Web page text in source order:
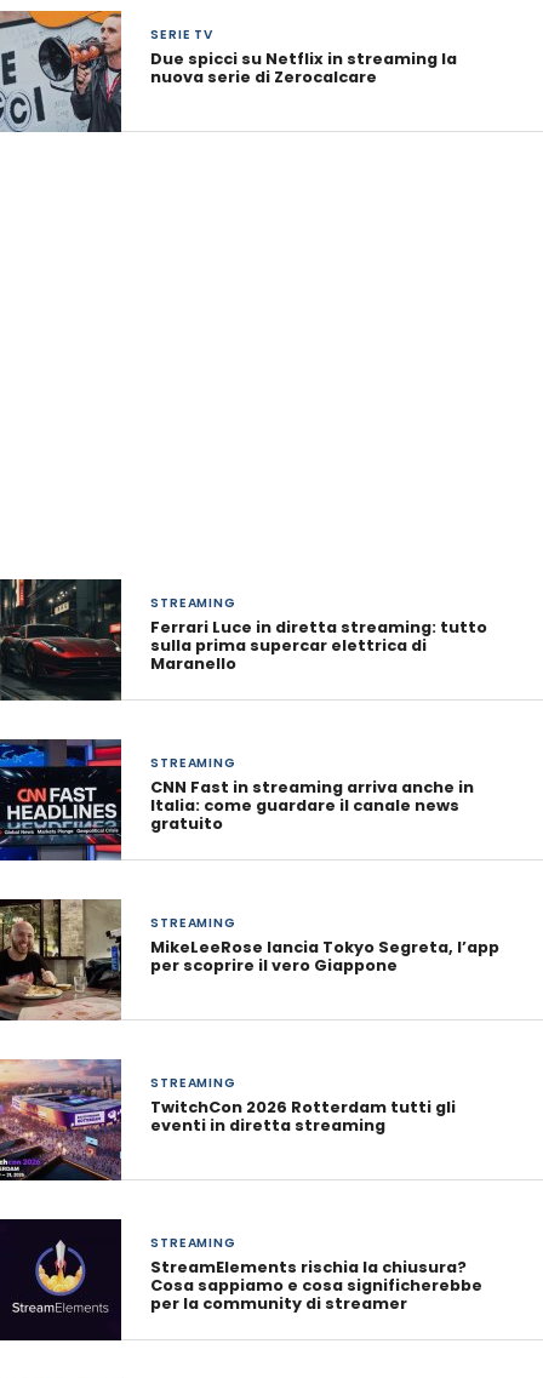
SERIE TV
Due spicci su Netflix in streaming la
nuova serie di Zerocalcare
STREAMING
Ferrari Luce in diretta streaming: tutto
sulla prima supercar elettrica di
Maranello
STREAMING
CNN Fast in streaming arriva anche in
Italia: come guardare il canale news
gratuito
STREAMING
MikeLeeRose lancia Tokyo Segreta, l’app
per scoprire il vero Giappone
STREAMING
TwitchCon 2026 Rotterdam tutti gli
eventi in diretta streaming
STREAMING
StreamElements rischia la chiusura?
Cosa sappiamo e cosa significherebbe
per la community di streamer